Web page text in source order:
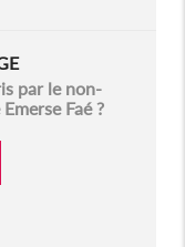
par le non-
Faé ?